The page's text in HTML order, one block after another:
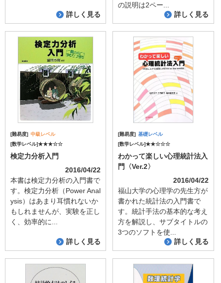
詳しく見る
の説明は2ペー...
詳しく見る
[難易度] 中級レベル
[数学レベル]★★★☆☆
検定力分析入門
2016/04/22
本書は検定力分析の入門書で
す。検定力分析（Power Anal
ysis）はあまり耳慣れないか
もしれませんが、実験を正し
く、効率的に...
詳しく見る
[難易度] 基礎レベル
[数学レベル]★★☆☆☆
わかって楽しい心理統計法入
門〈Ver.2〉
2016/04/22
福山大学の心理学の先生方が
書かれた統計法の入門書で
す。統計手法の基本的な考え
方を解説し、サブタイトルの
3つのソフトを使...
詳しく見る